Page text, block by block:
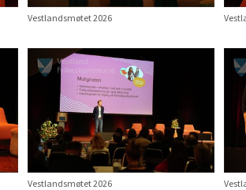
Vestlandsmøtet 2026
Vestlandsmøtet 2026